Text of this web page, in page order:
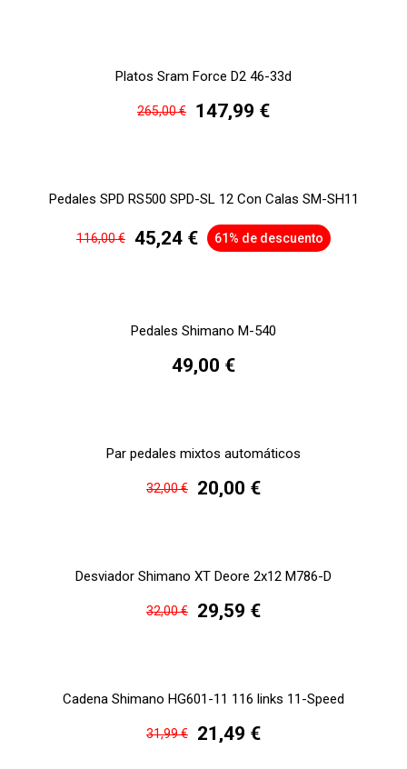
Platos Sram Force D2 46-33d
265,00 € 147,99 €
Pedales SPD RS500 SPD-SL 12 Con Calas SM-SH11
116,00 € 45,24 € 61% de descuento
Pedales Shimano M-540
49,00 €
Par pedales mixtos automáticos
32,00 € 20,00 €
Desviador Shimano XT Deore 2x12 M786-D
32,00 € 29,59 €
Cadena Shimano HG601-11 116 links 11-Speed
31,99 € 21,49 €